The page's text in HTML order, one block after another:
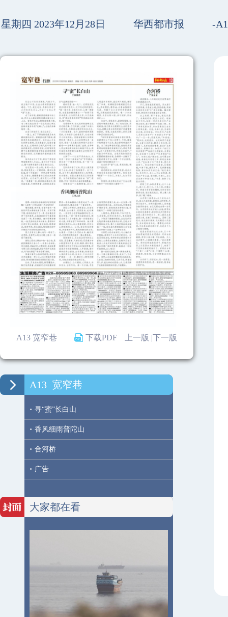
星期四 2023年12月28日 华西都市报 -
A13 宽窄巷 下载PDF 下一版
上一版 |
A13 宽窄巷
· 寻“蜜”长白山
· 香风细雨普陀山
· 合河桥
· 广告
大家都在看